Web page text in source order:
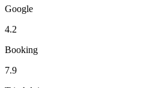
Google
4.2
Booking
7.9